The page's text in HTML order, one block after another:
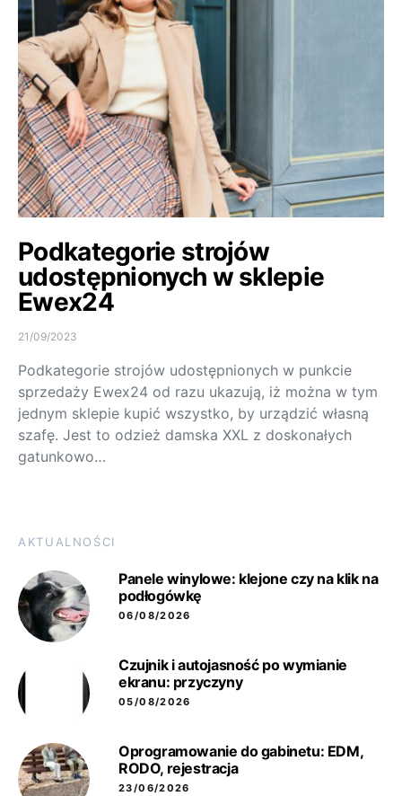
Podkategorie strojów
udostępnionych w sklepie
Ewex24
21/09/2023
Podkategorie strojów udostępnionych w punkcie
sprzedaży Ewex24 od razu ukazują, iż można w tym
jednym sklepie kupić wszystko, by urządzić własną
szafę. Jest to odzież damska XXL z doskonałych
gatunkowo…
AKTUALNOŚCI
Panele winylowe: klejone czy na klik na
podłogówkę
06/08/2026
Czujnik i autojasność po wymianie
ekranu: przyczyny
05/08/2026
Oprogramowanie do gabinetu: EDM,
RODO, rejestracja
23/06/2026